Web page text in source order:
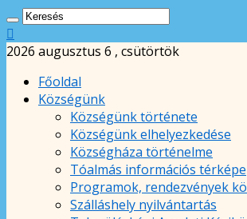
2026 augusztus 6 , csütörtök
Főoldal
Községünk
Községünk története
Községünk elhelyezkedése
Községháza történelme
Tóalmás információs térképe
Programok, rendezvények
Szálláshely nyilvántartás